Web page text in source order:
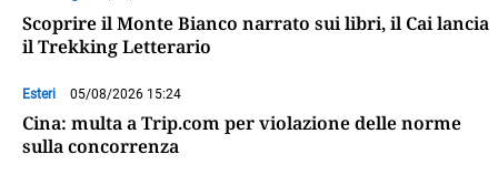
Scoprire il Monte Bianco narrato sui libri, il Cai lancia
il Trekking Letterario
Esteri 05/08/2026 15:24
Cina: multa a Trip.com per violazione delle norme
sulla concorrenza